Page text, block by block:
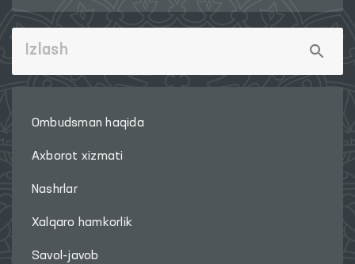
Ombudsman haqida
Axborot xizmati
Nashrlar
Xalqaro hamkorlik
Savol-javob